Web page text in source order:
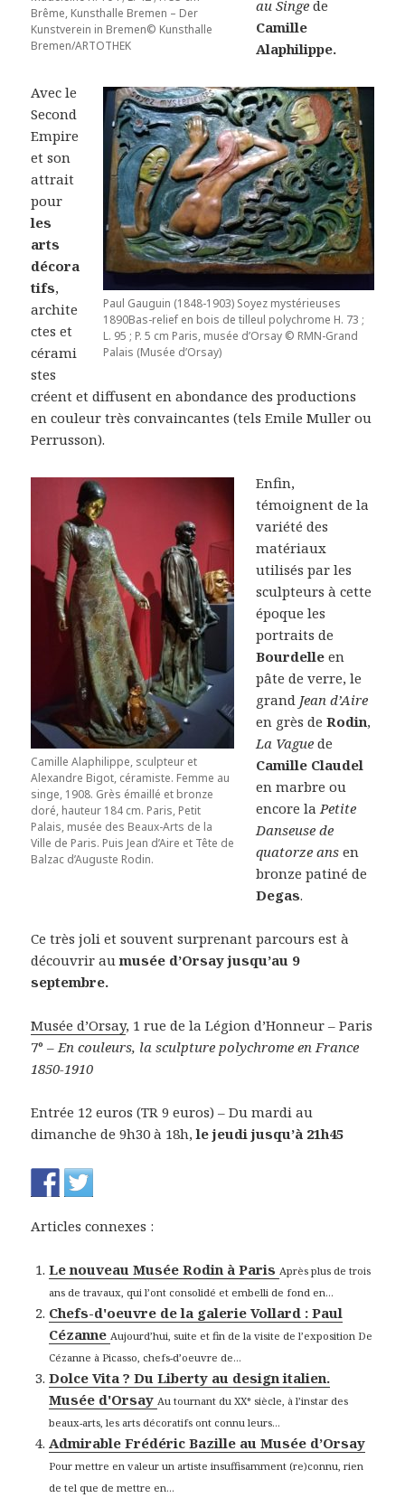
Brême, Kunsthalle Bremen – Der
Kunstverein in Bremen© Kunsthalle
Bremen/ARTOTHEK
au Singe de
Camille
Alaphilippe.
Paul Gauguin (1848-1903) Soyez mystérieuses
1890Bas-relief en bois de tilleul polychrome H. 73 ;
L. 95 ; P. 5 cm Paris, musée d’Orsay © RMN-Grand
Palais (Musée d’Orsay)
Avec le
Second
Empire
et son
attrait
pour
les
arts
décora
tifs,
archite
ctes et
cérami
stes
créent et diffusent en abondance des productions
en couleur très convaincantes (tels Emile Muller ou
Perrusson).
Camille Alaphilippe, sculpteur et
Alexandre Bigot, céramiste. Femme au
singe, 1908. Grès émaillé et bronze
doré, hauteur 184 cm. Paris, Petit
Palais, musée des Beaux-Arts de la
Ville de Paris. Puis Jean d’Aire et Tête de
Balzac d’Auguste Rodin.
Enfin,
témoignent de la
variété des
matériaux
utilisés par les
sculpteurs à cette
époque les
portraits de
Bourdelle en
pâte de verre, le
grand Jean d’Aire
en grès deRodin,
La Vague de
Camille Claudel
en marbre ou
encore laPetite
Danseuse de
quatorze ans en
bronze patiné de
Degas.
Ce très joli et souvent surprenant parcours est à
découvrir aumusée d’Orsay jusqu’au 9
septembre.
Musée d’Orsay, 1 rue de la Légion d’Honneur – Paris
7° –En couleurs, la sculpture polychrome en France
1850-1910
Entrée 12 euros (TR 9 euros) – Du mardi au
dimanche de 9h30 à 18h,le jeudi jusqu’à 21h45
Articles connexes :
Le nouveau Musée Rodin à ParisAprès plus de trois
ans de travaux, qui l’ont consolidé et embelli de fond en...
Chefs-d'oeuvre de la galerie Vollard : Paul
CézanneAujourd’hui, suite et fin de la visite de l’exposition De
Cézanne à Picasso, chefs-d’oeuvre de...
Dolce Vita ? Du Liberty au design italien.
Musée d'OrsayAu tournant du XX° siècle, à l’instar des
beaux-arts, les arts décoratifs ont connu leurs...
Admirable Frédéric Bazille au Musée d’Orsay
Pour mettre en valeur un artiste insuffisamment (re)connu, rien
de tel que de mettre en...